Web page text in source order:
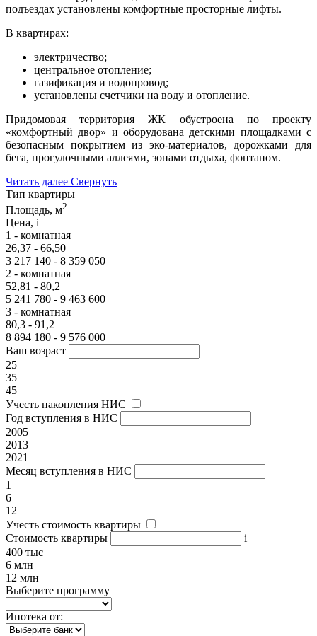
подъездах установлены комфортные просторные лифты.
В квартирах:
электричество;
центральное отопление;
газификация и водопровод;
установлены счетчики на воду и отопление.
Придомовая территория ЖК обустроена по проекту
«комфортный двор» и оборудована детскими площадками с
безопасным покрытием из эко-материалов, дорожками для
бега, прогулочными аллеями, зонами отдыха, фонтаном.
Читать далее Свернуть
Тип квартиры
Площадь, м2
Цена, i
1 - комнатная
26,37 - 66,50
3 217 140 - 8 359 050
2 - комнатная
52,81 - 80,2
5 241 780 - 9 463 600
3 - комнатная
80,3 - 91,2
8 894 180 - 9 576 000
Ваш возраст
25
35
45
Учесть накопления НИС
Год вступления в НИС
2005
2013
2021
Месяц вступления в НИС
1
6
12
Учесть стоимость квартиры
Стоимость квартиры
i
400 тыс
6 млн
12 млн
Выберите программу
Ипотека от: